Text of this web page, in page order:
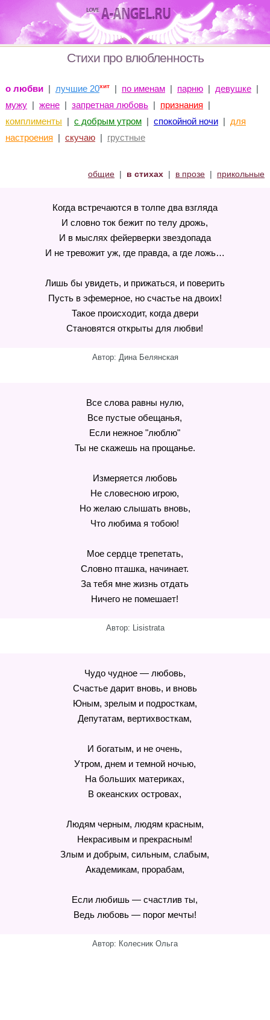
Стихи про влюбленность
о любви| лучшие 20хит| по именам| парню| девушке|
мужу| жене| запретная любовь| признания |
комплименты | с добрым утром| спокойной ночи| для
настроения | скучаю| грустные
общие | в стихах | в прозе | прикольные
Когда встречаются в толпе два взгляда
И словно ток бежит по телу дрожь,
И в мыслях фейерверки звездопада
И не тревожит уж, где правда, а где ложь…
Лишь бы увидеть, и прижаться, и поверить
Пусть в эфемерное, но счастье на двоих!
Такое происходит, когда двери
Становятся открыты для любви!
Автор: Дина Белянская
Все слова равны нулю,
Все пустые обещанья,
Если нежное "люблю"
Ты не скажешь на прощанье.
Измеряется любовь
Не словесною игрою,
Но желаю слышать вновь,
Что любима я тобою!
Мое сердце трепетать,
Словно пташка, начинает.
За тебя мне жизнь отдать
Ничего не помешает!
Автор: Lisistrata
Чудо чудное — любовь,
Счастье дарит вновь, и вновь
Юным, зрелым и подросткам,
Депутатам, вертихвосткам,
И богатым, и не очень,
Утром, днем и темной ночью,
На больших материках,
В океанских островах,
Людям черным, людям красным,
Некрасивым и прекрасным!
Злым и добрым, сильным, слабым,
Академикам, прорабам,
Если любишь — счастлив ты,
Ведь любовь — порог мечты!
Автор: Колесник Ольга